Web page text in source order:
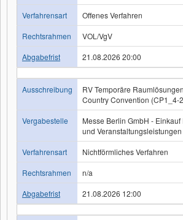
Verfahrensart
Offenes Verfahren
Rechtsrahmen
VOL/VgV
Abgabefrist
21.08.2026 20:00
Ausschreibung
RV Temporäre
Country Convention (CP1_4-
Vergabestelle
Messe Berlin GmbH - Einkauf
und Veranstaltungsleistungen
Verfahrensart
Nichtförmliches Verfahren
Rechtsrahmen
n/a
Abgabefrist
21.08.2026 12:00